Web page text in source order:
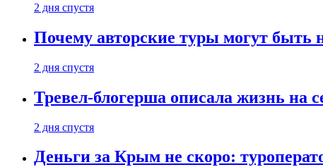
2 дня спустя
Почему авторские туры могут быть
2 дня спустя
Тревел-блогерша описала жизнь на
2 дня спустя
Деньги за Крым не скоро: